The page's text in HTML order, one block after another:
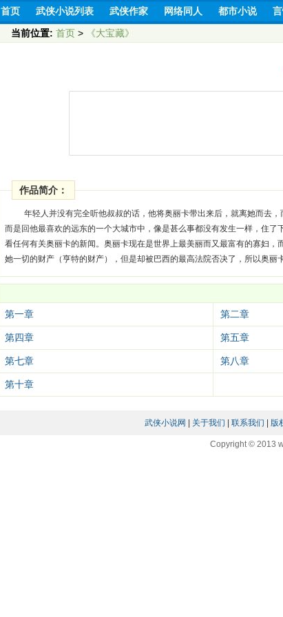
首页 武侠小说列表 武侠作家 网络同人 都市小说
当前位置: 首页 > 《大宝藏》
作品简介：
年轻人并没有完全听他叔叔的话，他将奥丽卡带出来后，就离她而去
而是回他最喜欢的远东的一个大城市中，像是甚么事都没有发生一样，住
看任何有关奥丽卡的新闻。奥丽卡现在是世界上最美丽而又最富有的寡妇
她一切的财产（亨特的财产），但是却被巴西的最高法院否决了，所以奥丽
第一章
第二章
第四章 第五章
第七章 第八章
第十章
武侠小说网 关于我们 联系我们 版
Copyright © 2013